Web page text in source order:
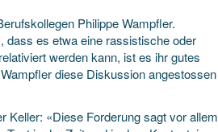
Philippe Wampfler.
dass es etwa eine rassistische oder
werden kann, ist es ihr gutes
diese Diskussion angestossen
Keller: «Diese Forderung sagt vor allem